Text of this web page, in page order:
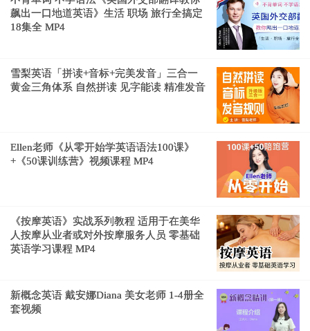
飙出一口地道英语》生活 职场 旅行全搞定
18集全 MP4
雪梨英语「拼读+音标+完美发音」三合一
黄金三角体系 自然拼读 见字能读 精准发音
Ellen老师《从零开始学英语语法100课》
+《50课训练营》视频课程 MP4
《按摩英语》实战系列教程 适用于在美华
人按摩从业者或对外按摩服务人员 零基础
英语学习课程 MP4
新概念英语 戴安娜Diana 美女老师 1-4册全
套视频